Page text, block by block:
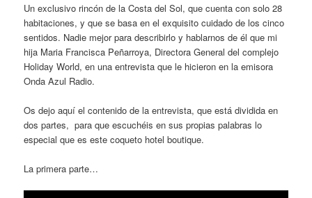
Un exclusivo rincón de la Costa del Sol, que cuenta con solo 28
habitaciones, y que se basa en el exquisito cuidado de los cinco
sentidos. Nadie mejor para describirlo y hablarnos de él que mi
hija Maria Francisca Peñarroya, Directora General del complejo
Holiday World, en una entrevista que le hicieron en la emisora
Onda Azul Radio.
Os dejo aquí el contenido de la entrevista, que está dividida en
dos partes, para que escuchéis en sus propias palabras lo
especial que es este coqueto hotel boutique.
La primera parte…